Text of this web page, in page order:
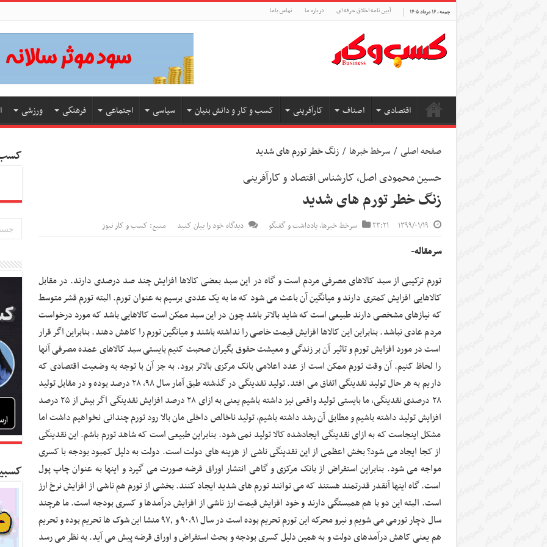
جمعه , ۱۶ مرداد ۱۴۰۵ آیین نامه اخلاق حرفه ای درباره ما تماس باما
اقتصادی اصناف کارآفرینی کسب و کار و دانش بنیان سیاسی اجتماعی فرهنگی ورزشی
صفحه اصلی / سرخط خبرها / زنگ خطر تورم های شدید
حسین محمودی اصل، کارشناس اقتصاد و کارآفرینی
زنگ خطر تورم های شدید
۱۳۹۹/۰۱/۱۹ ۲۳:۲۱ سرخط خبرها,یادداشت و گفتگو دیدگاه خود را بیان کنید منبع: کسب و کار نیوز
سرمقاله-
تورم ترکیبی از سبد کالاهای مصرفی مردم است و گاه در این سبد بعضی کالاها افزایش چند صد درصدی دارند. در مقابل
کالاهایی افزایش کمتری دارند و میانگین آن باعث می شود که ما به یک عددی برسیم به عنوان تورم. البته تورم قشر متوسط
که نیازهای مشخصی دارند طبیعی است که شاید بالاتر باشد چون در این سبد ممکن است کالاهایی باشد که مورد درخواست
مردم عادی نباشد. بنابراین این کالاها افزایش قیمت خاصی را نداشته باشند و میانگین تورم را کاهش دهند. بنابراین اگر قرار
است در مورد افزایش تورم و تاثیر آن بر زندگی و معیشت حقوق بگیران صحبت کنیم بایستی سبد کالاهای عمده مصرفی آنها
را لحاظ کنیم. آن وقت تورم ممکن است از عدد اعلامی بانک مرکزی بالاتر برود. به جز آن با توجه به وضعیت اقتصادی که
داریم به هر حال تولید نقدینگی اتفاق می افتد. تولید نقدینگی در گذشته طبق آمار سال ۹۸، ۲۸ درصد بوده و در مقابل تولید
۲۸ درصدی نقدینگی، ما بایستی تولید واقعی نیز داشته باشیم یعنی به ازای ۲۸ درصد افزایش نقدینگی اگر بیش از ۲۵ درصد
افزایش تولید داشته باشیم و مطابق آن رشد داشته باشیم، تولید ناخالص داخلی مان بالا رود تورم چندانی نخواهیم داشت اما
مشکل اینجاست که به ازای نقدینگی ایجادشده کالا تولید نمی شود. بنابراین طبیعی است که شاهد تورم باشم. این نقدینگی
از کجا ایجاد می شود؟ بخش اعظمی از این نقدینگی ناشی از هزینه های دولت است. دولت به دلیل کمبود بودجه با کسری
مواجه می شود. بنابراین استقراض از بانک مرکزی و گاهی انتشار اوراق قرضه صورت می گیرد و اینها به عنوان چاپ پول
است. گاه اینها آنقدر قدرتمند هستند که می توانند تورم های شدید ایجاد کنند. بخشی از تورم هم ناشی از افزایش نرخ ارز
است. البته این دو با هم همبستگی دارند و خود افزایش قیمت ارز ناشی از افزایش درآمدها و کسری بودجه است. ما هرچند
سال دچار تورمی می شویم و نیرو محرکه این تورم تحریم بوده است در سال ۹۰،۹۱ و ۹۷٫ منشا این شوک ها تحریم بوده و تحریم
هم یعنی کاهش درآمدهای دولت و به همین دلیل کسری بودجه و بحث استقراض و اوراق قرضه پیش می آید. به نظر می رسد
کسب